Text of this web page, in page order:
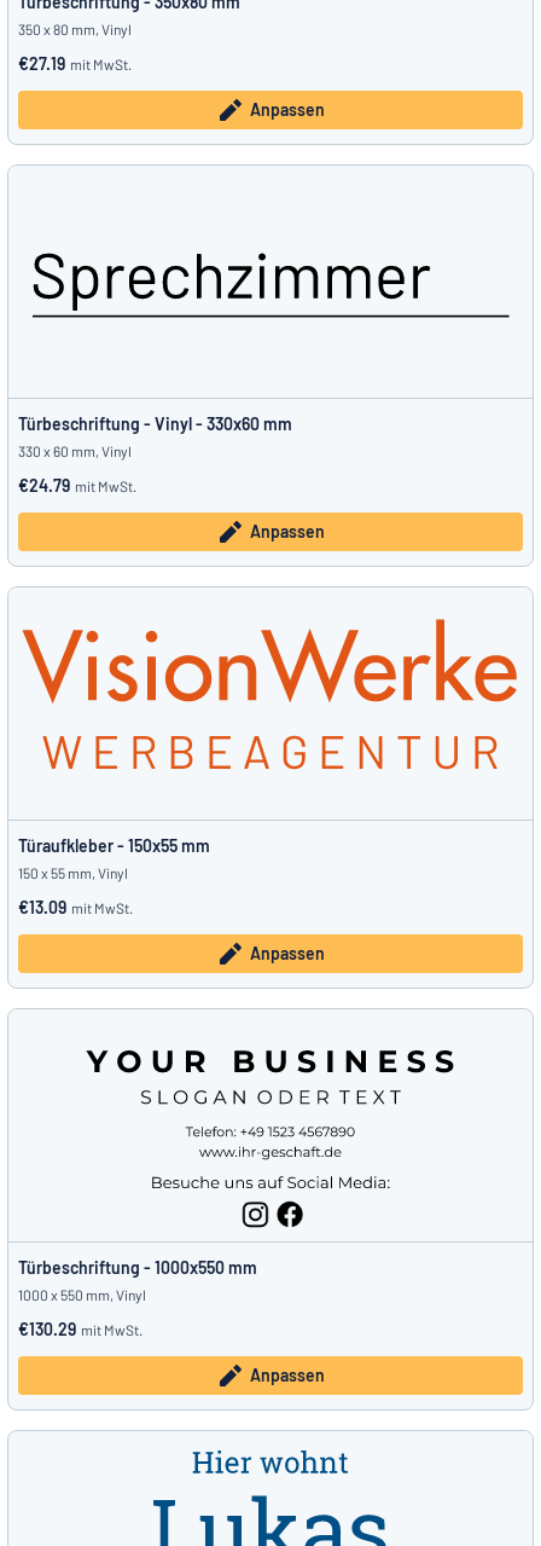
350 x 80 mm, Vinyl
€27.19 mit MwSt.
Anpassen
Türbeschriftung - Vinyl - 330x60 mm
330 x 60 mm, Vinyl
€24.79 mit MwSt.
Anpassen
Türaufkleber - 150x55 mm
150 x 55 mm, Vinyl
€13.09 mit MwSt.
Anpassen
Türbeschriftung - 1000x550 mm
1000 x 550 mm, Vinyl
€130.29 mit MwSt.
Anpassen